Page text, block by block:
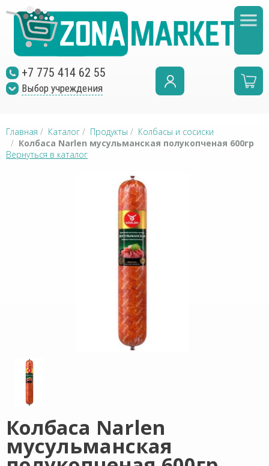
+7 775 414 62 55
Выбор учреждения
Главная / Каталог / Продукты / Колбасы и сосиски
/ Колбаса Narlen мусульманская полукопченая 600гр
Вернуться в каталог
Колбаса Narlen
мусульманская